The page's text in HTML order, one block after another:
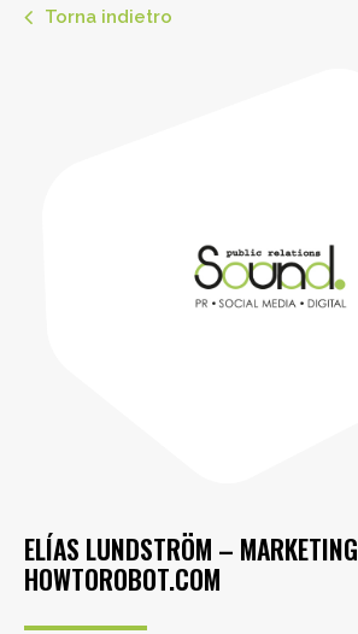
Torna indietro
ELÍAS LUNDSTRÖM – MARKETING
HOWTOROBOT.COM